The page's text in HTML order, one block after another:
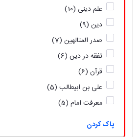
علم دینی (10)
دین (9)
صدر المتالهین (7)
تفقه در دین (6)
قرآن (6)
علی بن ابیطالب (5)
معرفت امام (5)
پاک کردن